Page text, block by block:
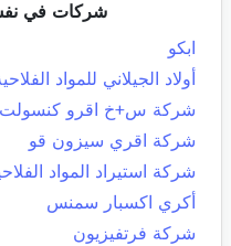
شركات في
ابكو
أولاد الجيلاني للمواد
شركة س+خ اقرو كنسولت
شركة اقري سيزون قو
شركة استيراد المواد
أكري اكسبار سمنس
شركة فرتفيزيون